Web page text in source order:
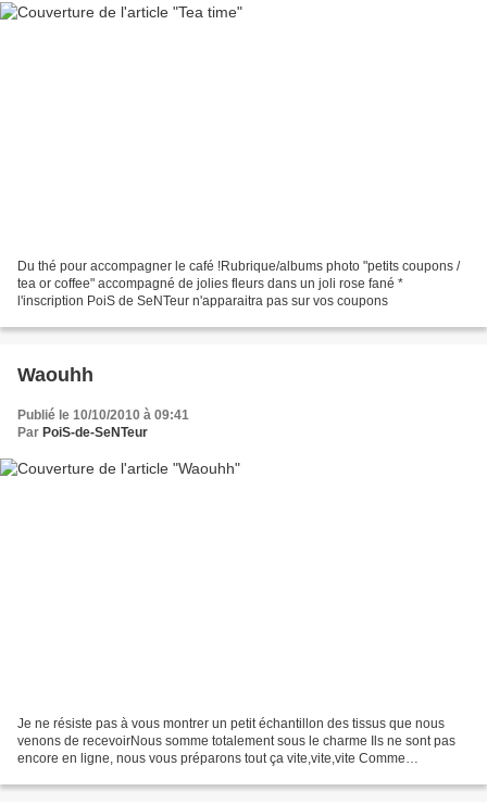
Du thé pour accompagner le café !Rubrique/albums photo "petits coupons /
tea or coffee" accompagné de jolies fleurs dans un joli rose fané *
l'inscription PoiS de SeNTeur n'apparaitra pas sur vos coupons
Waouhh
Publié le 10/10/2010 à 09:41
Par PoiS-de-SeNTeur
Je ne résiste pas à vous montrer un petit échantillon des tissus que nous
venons de recevoirNous somme totalement sous le charme Ils ne sont pas
encore en ligne, nous vous préparons tout ça vite,vite,vite Comme